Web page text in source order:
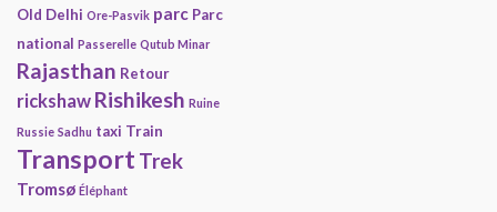
Old Delhi Ore-Pasvik parc Parc
national Passerelle Qutub Minar
Rajasthan Retour
rickshaw Rishikesh Ruine
Russie Sadhu taxi Train
Transport Trek
Tromsø Éléphant